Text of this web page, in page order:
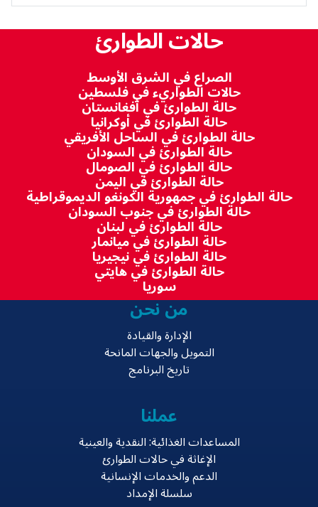
حالات الطوارئ
الصراع في الشرق الأوسط
حالات الطواريء في فلسطين
حالة الطوارئ في أفغانستان
حالة الطوارئ في أوكرانيا
حالة الطوارئ في الساحل الأفريقي
حالة الطوارئ في السودان
حالة الطوارئ في الصومال
حالة الطوارئ في اليمن
حالة الطوارئ في جمهورية الكونغو الديموقراطية
حالة الطوارئ في جنوب السودان
حالة الطوارئ في لبنان
حالة الطوارئ في ميانمار
حالة الطوارئ في نيجيريا
حالة الطوارئ في هايتي
سوريا
من نحن
الإدارة والقيادة
التمويل والجهات المانحة
تاريخ البرنامج
عملنا
المساعدات الغذائية: النقدية والعينية
الإغاثة في حالات الطوارئ
الدعم والخدمات الإنسانية
سلسلة الإمداد